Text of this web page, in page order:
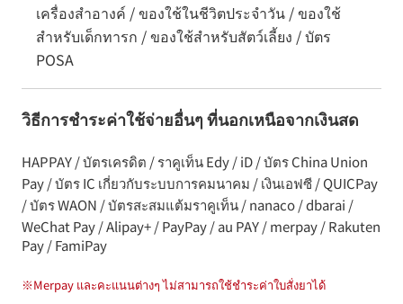
เครื่องสำอางค์ / ของใช้ในชีวิตประจำวัน / ของใช้
สำหรับเด็กทารก / ของใช้สำหรับสัตว์เลี้ยง / บัตร
POSA
วิธีการชำระค่าใช้จ่ายอื่นๆ ที่นอกเหนือจากเงินสด
HAPPAY / บัตรเครดิต / ราคูเท็น Edy / iD / บัตร China Union
Pay / บัตร IC เกี่ยวกับระบบการคมนาคม / เงินเอฟซี / QUICPay
/ บัตร WAON / บัตรสะสมแต้มราคูเท็น / nanaco / dbarai /
WeChat Pay / Alipay+ / PayPay / au PAY / merpay / Rakuten
Pay / FamiPay
※Merpay และคะแนนต่างๆ ไม่สามารถใช้ชำระค่าใบสั่งยาได้